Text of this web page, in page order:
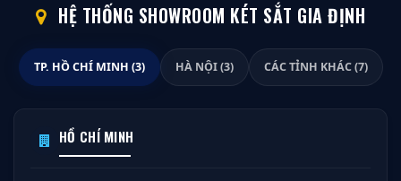
HỆ THỐNG SHOWROOM KÉT SẮT GIA ĐỊNH
TP. HỒ CHÍ MINH (3) HÀ NỘI (3) CÁC TỈNH KHÁC (7)
HỒ CHÍ MINH